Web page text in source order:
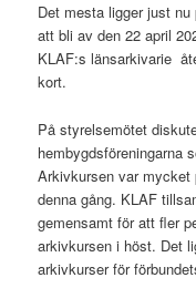
Det mesta ligger just nu
att bli av den 22 april
KLAF:s länsarkivarie
kort.
På styrelsemötet
hembygdsföreningarna
Arkivkursen var
denna gång. KLAF
gemensamt för att fler
arkivkursen i höst. Det
arkivkurser för